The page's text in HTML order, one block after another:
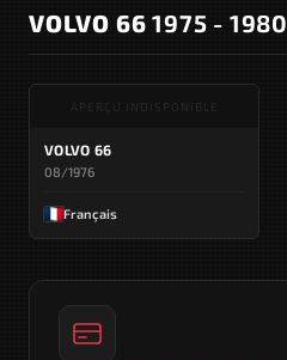
VOLVO 66 1975 - 1980
APERÇU INDISPONIBLE
VOLVO 66
08/1976
Français